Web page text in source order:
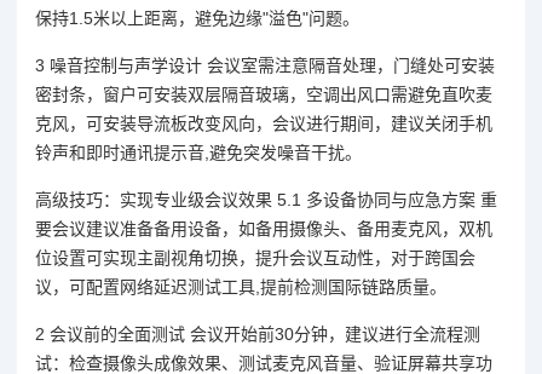
保持1.5米以上距离，避免边缘"溢色"问题。
3 噪音控制与声学设计 会议室需注意隔音处理，门缝处可安装
密封条，窗户可安装双层隔音玻璃，空调出风口需避免直吹麦
克风，可安装导流板改变风向，会议进行期间，建议关闭手机
铃声和即时通讯提示音,避免突发噪音干扰。
高级技巧：实现专业级会议效果 5.1 多设备协同与应急方案 重
要会议建议准备备用设备，如备用摄像头、备用麦克风，双机
位设置可实现主副视角切换，提升会议互动性，对于跨国会
议，可配置网络延迟测试工具,提前检测国际链路质量。
2 会议前的全面测试 会议开始前30分钟，建议进行全流程测
试：检查摄像头成像效果、测试麦克风音量、验证屏幕共享功